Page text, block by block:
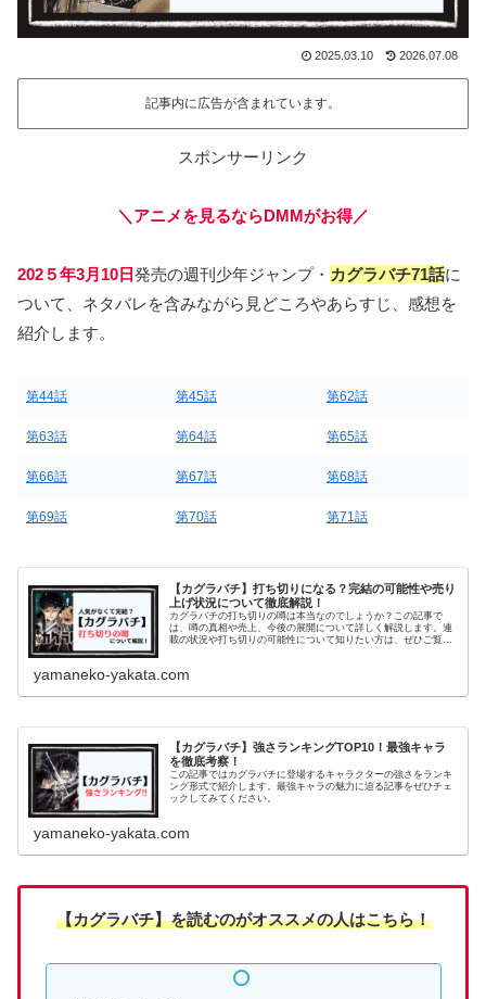
2025.03.10 2026.07.08
記事内に広告が含まれています。
スポンサーリンク
＼アニメを見るならDMMがお得／
202５年3月10日発売の週刊少年ジャンプ・ カグラバチ71話に
ついて、ネタバレを含みながら見どころやあらすじ、感想を
紹介します。
第44話 第45話 第62話
第63話 第64話 第65話
第66話 第67話 第68話
第69話 第70話 第71話
【カグラバチ】打ち切りになる？完結の可能性や売り
上げ状況について徹底解説！
カグラバチの打ち切りの噂は本当なのでしょうか？この記事で
は、噂の真相や売上、今後の展開について詳しく解説します。連
載の状況や打ち切りの可能性について知りたい方は、ぜひご覧く
yamaneko-yakata.com
【カグラバチ】強さランキングTOP10！最強キャラ
を徹底考察！
この記事ではカグラバチに登場するキャラクターの強さをランキ
ング形式で紹介します。最強キャラの魅力に迫る記事をぜひチェ
ックしてみてください。
yamaneko-yakata.com
【カグラバチ】を読むのがオススメの人はこちら！